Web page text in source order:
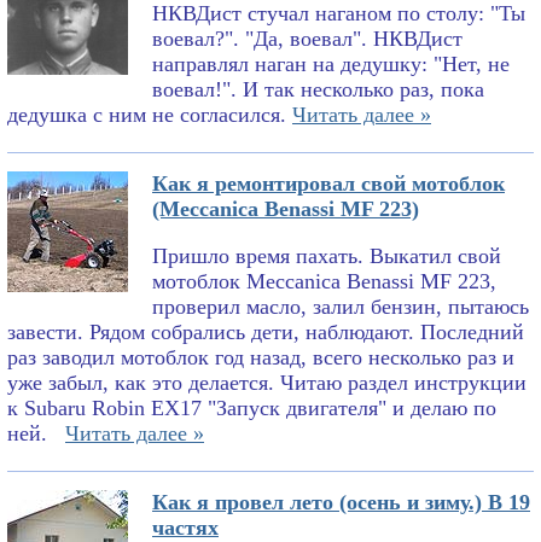
НКВДист стучал наганом по столу: "Ты
воевал?". "Да, воевал". НКВДист
направлял наган на дедушку: "Нет, не
воевал!". И так несколько раз, пока
дедушка с ним не согласился. Читать далее »
Как я ремонтировал свой мотоблок
(Meccanica Benassi MF 223)
Пришло время пахать. Выкатил свой
мотоблок Meccanica Benassi MF 223,
проверил масло, залил бензин, пытаюсь
завести. Рядом собрались дети, наблюдают. Последний
раз заводил мотоблок год назад, всего несколько раз и
уже забыл, как это делается. Читаю раздел инструкции
к Subaru Robin EX17 "Запуск двигателя" и делаю по
ней.
Читать далее »
Как я провел лето (осень и зиму.) В 19
частях